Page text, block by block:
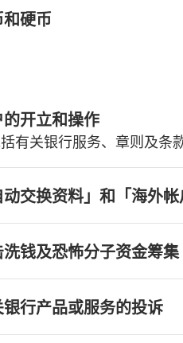
硬币
的开立和操作
括有关银行服务、章则及条
动交换资料」和「海外帐
洗钱及恐怖分子资金筹集
银行产品或服务的投诉